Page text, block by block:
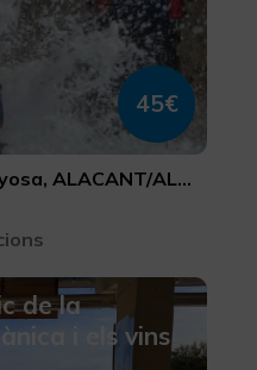
45€
ALICANTE
de la
i els vins